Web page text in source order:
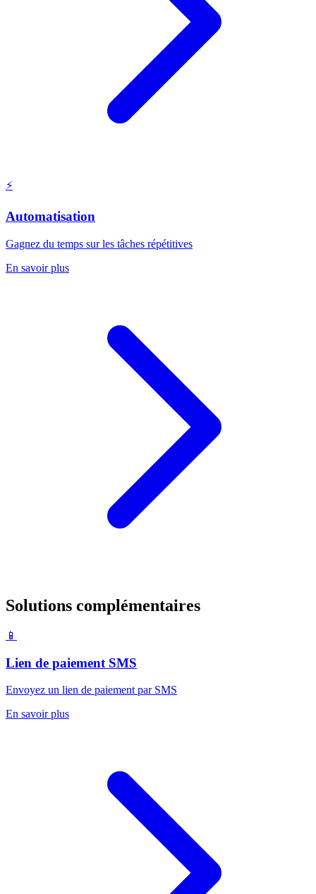
⚡
Automatisation
Gagnez du temps sur les tâches répétitives
En savoir plus
Solutions complémentaires
📱
Lien de paiement SMS
Envoyez un lien de paiement par SMS
En savoir plus